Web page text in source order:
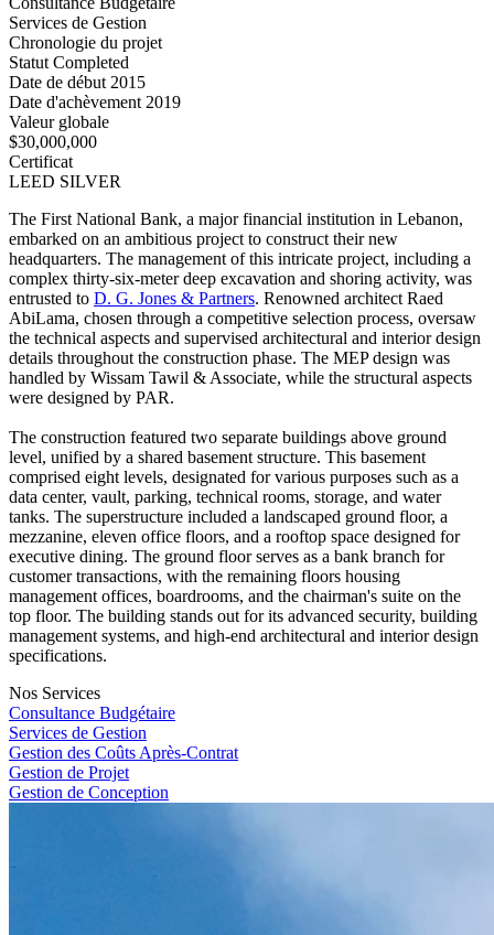
Services de Gestion
Chronologie du projet
Statut Completed
Date de début 2015
Date d'achèvement 2019
Valeur globale
$30,000,000
Certificat
LEED SILVER
The First National Bank, a major financial institution in Lebanon,
embarked on an ambitious project to construct their new
headquarters. The management of this intricate project, including a
complex thirty-six-meter deep excavation and shoring activity, was
entrusted to D. G. Jones & Partners. Renowned architect Raed
AbiLama, chosen through a competitive selection process, oversaw
the technical aspects and supervised architectural and interior design
details throughout the construction phase. The MEP design was
handled by Wissam Tawil & Associate, while the structural aspects
were designed by PAR.
The construction featured two separate buildings above ground
level, unified by a shared basement structure. This basement
comprised eight levels, designated for various purposes such as a
data center, vault, parking, technical rooms, storage, and water
tanks. The superstructure included a landscaped ground floor, a
mezzanine, eleven office floors, and a rooftop space designed for
executive dining. The ground floor serves as a bank branch for
customer transactions, with the remaining floors housing
management offices, boardrooms, and the chairman's suite on the
top floor. The building stands out for its advanced security, building
management systems, and high-end architectural and interior design
specifications.
Nos Services
Consultance Budgétaire
Services de Gestion
Gestion des Coûts Après-Contrat
Gestion de Projet
Gestion de Conception